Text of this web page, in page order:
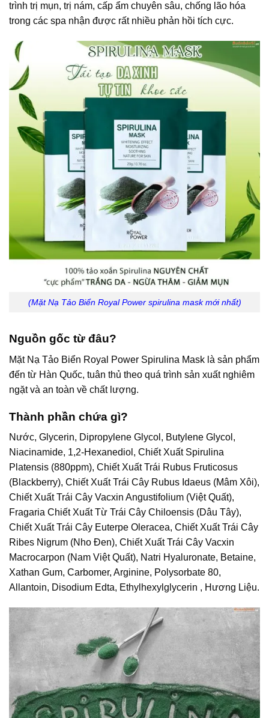
trình trị mụn, trị nám, cấp ẩm chuyên sâu, chống lão hóa
trong các spa nhận được rất nhiều phản hồi tích cực.
(Mặt Nạ Tảo Biển Royal Power spirulina mask mới nhất)
Nguồn gốc từ đâu?
Mặt Nạ Tảo Biển Royal Power Spirulina Mask là sản phẩm
đến từ Hàn Quốc, tuân thủ theo quá trình sản xuất nghiêm
ngặt và an toàn về chất lượng.
Thành phần chứa gì?
Nước, Glycerin, Dipropylene Glycol, Butylene Glycol,
Niacinamide, 1,2-Hexanediol, Chiết Xuất Spirulina
Platensis (880ppm), Chiết Xuất Trái Rubus Fruticosus
(Blackberry), Chiết Xuất Trái Cây Rubus Idaeus (Mâm Xôi),
Chiết Xuất Trái Cây Vacxin Angustifolium (Việt Quất),
Fragaria Chiết Xuất Từ Trái Cây Chiloensis (Dâu Tây),
Chiết Xuất Trái Cây Euterpe Oleracea, Chiết Xuất Trái Cây
Ribes Nigrum (Nho Đen), Chiết Xuất Trái Cây Vacxin
Macrocarpon (Nam Việt Quất), Natri Hyaluronate, Betaine,
Xathan Gum, Carbomer, Arginine, Polysorbate 80,
Allantoin, Disodium Edta, Ethylhexylglycerin , Hương Liệu.